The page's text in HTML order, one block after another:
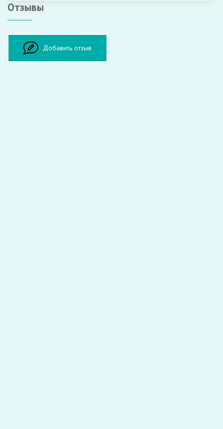
Отзывы
Добавить отзыв
Оставить отзыв